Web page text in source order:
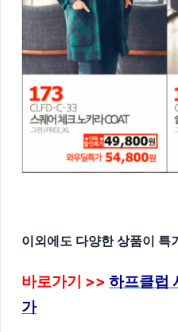
이외에도 다양한 상품이 특
바로가기 >> 하프클럽
가